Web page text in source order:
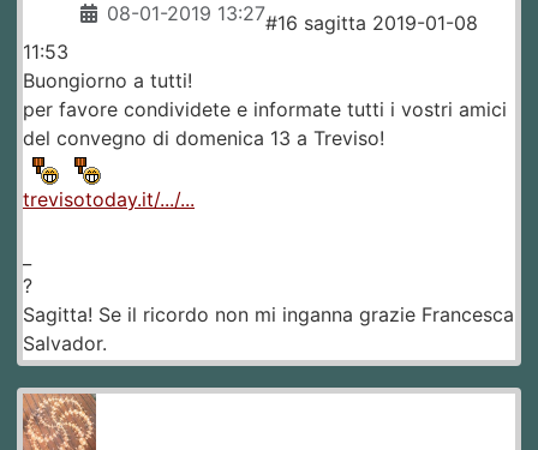
08-01-2019 13:27#16 sagitta 2019-01-08
11:53
Buongiorno a tutti!
per favore condividete e informate tutti i vostri amici
del convegno di domenica 13 a Treviso!
trevisotoday.it/.../...
?
Sagitta! Se il ricordo non mi inganna grazie Francesca
Salvador.